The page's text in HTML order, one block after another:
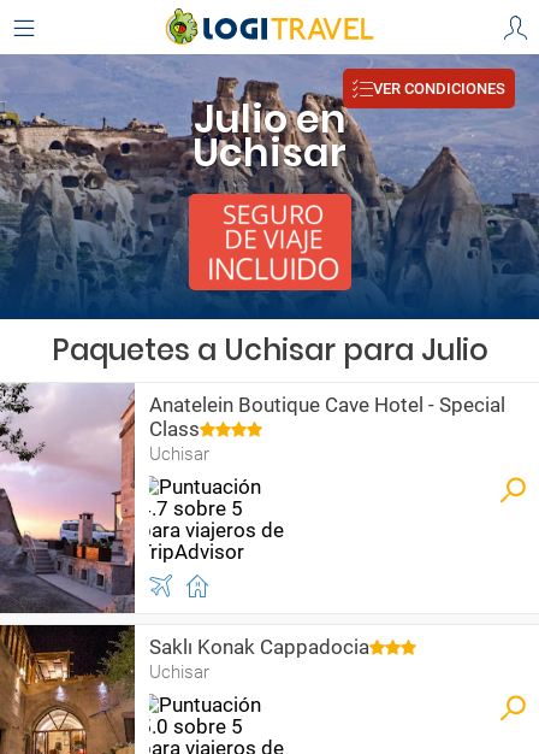
Julio en
Uchisar
VER CONDICIONES
Paquetes a Uchisar para Julio
Anatelein Boutique Cave Hotel - Special
Class
Uchisar
Saklı Konak Cappadocia
Uchisar